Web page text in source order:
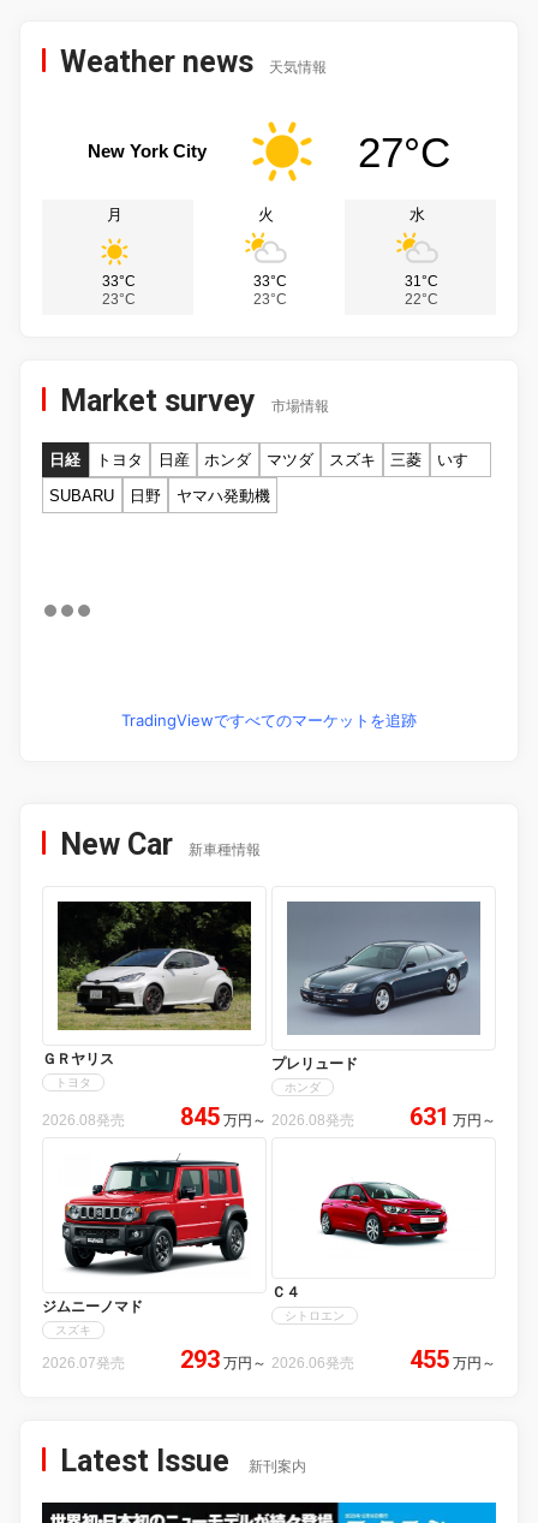
Weather news 天気情報
New York City 27°C
月
33°C
23°C
火
33°C
23°C
水
31°C
22°C
Market survey 市場情報
日経 トヨタ 日産 ホンダ マツダ スズキ 三菱
いすゞ
SUBARU
日野 ヤマハ発動機
TradingViewですべてのマーケットを追跡
New Car 新車種情報
ＧＲヤリス
トヨタ
2026.08発売 845 万円 ～
プレリュード
ホンダ
2026.08発売 631 万円 ～
ジムニーノマド
スズキ
2026.07発売 293 万円 ～
Ｃ４
シトロエン
2026.06発売 455 万円 ～
Latest Issue 新刊案内